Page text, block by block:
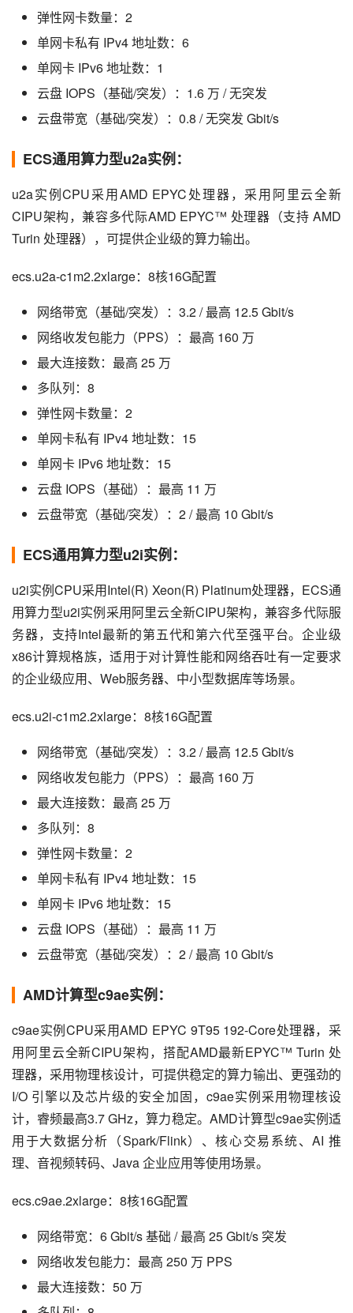
弹性网卡数量：2
单网卡私有 IPv4 地址数：6
单网卡 IPv6 地址数：1
云盘 IOPS（基础/突发）：1.6 万 / 无突发
云盘带宽（基础/突发）：0.8 / 无突发 Gbit/s
ECS通用算力型u2a实例：
u2a实例CPU采用AMD EPYC处理器，采用阿里云全新
CIPU架构，兼容多代际AMD EPYC™ 处理器（支持 AMD
Turin 处理器），可提供企业级的算力输出。
ecs.u2a-c1m2.2xlarge：8核16G配置
网络带宽（基础/突发）：3.2 / 最高 12.5 Gbit/s
网络收发包能力（PPS）：最高 160 万
最大连接数：最高 25 万
多队列：8
弹性网卡数量：2
单网卡私有 IPv4 地址数：15
单网卡 IPv6 地址数：15
云盘 IOPS（基础）：最高 11 万
云盘带宽（基础/突发）：2 / 最高 10 Gbit/s
ECS通用算力型u2i实例：
u2i实例CPU采用Intel(R) Xeon(R) Platinum处理器，ECS通
用算力型u2i实例采用阿里云全新CIPU架构，兼容多代际服
务器，支持Intel最新的第五代和第六代至强平台。企业级
x86计算规格族，适用于对计算性能和网络吞吐有一定要求
的企业级应用、Web服务器、中小型数据库等场景。
ecs.u2i-c1m2.2xlarge：8核16G配置
网络带宽（基础/突发）：3.2 / 最高 12.5 Gbit/s
网络收发包能力（PPS）：最高 160 万
最大连接数：最高 25 万
多队列：8
弹性网卡数量：2
单网卡私有 IPv4 地址数：15
单网卡 IPv6 地址数：15
云盘 IOPS（基础）：最高 11 万
云盘带宽（基础/突发）：2 / 最高 10 Gbit/s
AMD计算型c9ae实例：
c9ae实例CPU采用AMD EPYC 9T95 192-Core处理器，采
用阿里云全新CIPU架构，搭配AMD最新EPYC™ Turin 处
理器，采用物理核设计，可提供稳定的算力输出、更强劲的
I/O 引擎以及芯片级的安全加固，c9ae实例采用物理核设
计，睿频最高3.7 GHz，算力稳定。AMD计算型c9ae实例适
用于大数据分析（Spark/Flink）、核心交易系统、AI 推
理、音视频转码、Java 企业应用等使用场景。
ecs.c9ae.2xlarge：8核16G配置
网络带宽：6 Gbit/s 基础 / 最高 25 Gbit/s 突发
网络收发包能力：最高 250 万 PPS
最大连接数：50 万